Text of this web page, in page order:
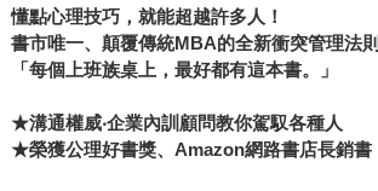
懂點心理技巧，就能超越許多人！
書市唯一、顛覆傳統MBA的全新衝突管理法則
「每個上班族桌上，最好都有這本書。」
★溝通權威‧企業內訓顧問教你駕馭各種人
★榮獲公理好書獎、Amazon網路書店長銷書